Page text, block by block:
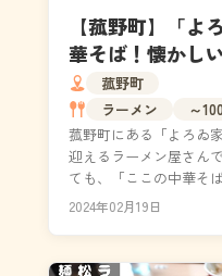
【菰野町】「よ
華そば！懐かし
きた｜メニュー・
菰野町
ラーメン
～
菰野町にある「よろゐ
迎えるラーメン屋さん
ても、「ここの中華そ
噂されるほどの人気店
2024年02月19日